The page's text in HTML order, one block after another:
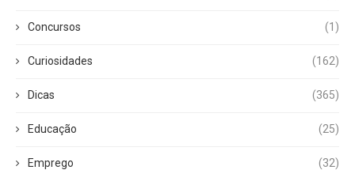
Concursos (1)
Curiosidades (162)
Dicas (365)
Educação (25)
Emprego (32)